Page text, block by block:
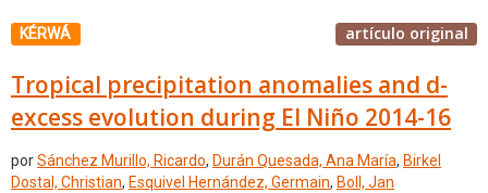
KÉRWÁ artículo original
Tropical precipitation anomalies and d-
excess evolution during El Niño 2014-16
porSánchez Murillo, Ricardo, Durán Quesada, Ana María, Birkel
Dostal, Christian, Esquivel Hernández, Germain, Boll, Jan